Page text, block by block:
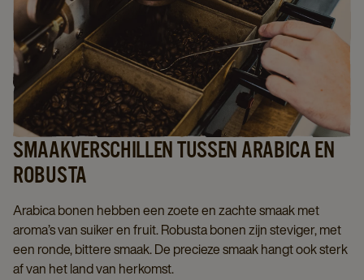
SMAAKVERSCHILLEN TUSSEN ARABICA EN
ROBUSTA
Arabica bonen hebben een zoete en zachte smaak met
aroma’s van suiker en fruit. Robusta bonen zijn steviger, met
een ronde, bittere smaak. De precieze smaak hangt ook sterk
af van het land van herkomst.